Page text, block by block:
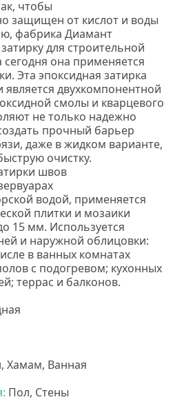
чтобы
защищен от кислот и воды
фабрика Диамант
для строительной
она применяется
Эта эпоксидная затирка
является двухкомпонентной
смолы и кварцевого
не только надежно
прочный барьер
даже в жидком варианте,
очистку.
швов
водой, применяется
плитки и мозаики
15 мм. Используется
и наружной облицовки:
в ванных комнатах
с подогревом; кухонных
террас и балконов.
Хамам, Ванная
Пол, Стены